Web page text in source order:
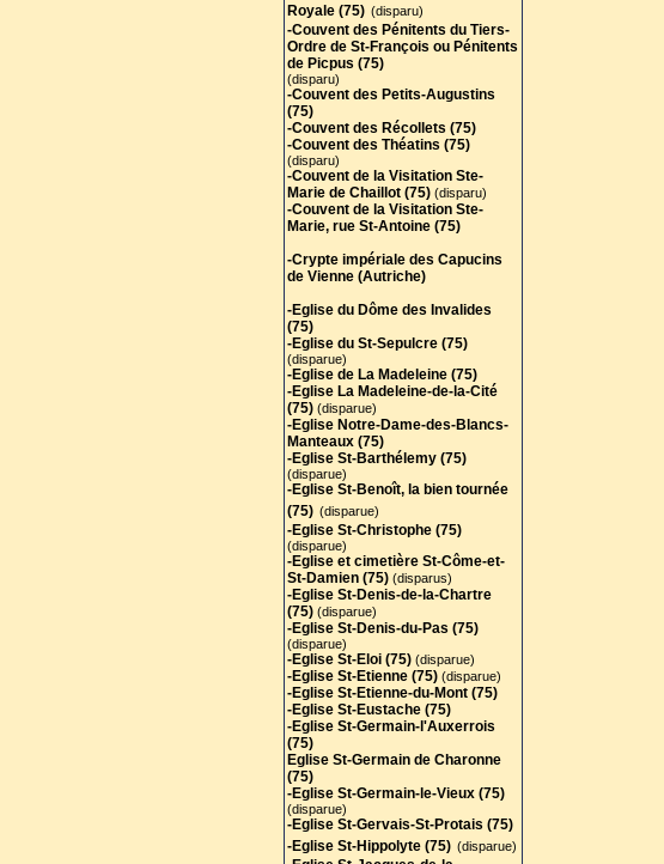
Royale (75) (disparu)
-Couvent des Pénitents du Tiers-
Ordre de St-François ou Pénitents
de Picpus (75)
(disparu)
-Couvent des Petits-Augustins
(75)
-Couvent des Récollets (75)
-Couvent des Théatins (75)
(disparu)
-Couvent de la Visitation Ste-
Marie de Chaillot (75)(disparu)
-Couvent de la Visitation Ste-
Marie, rue St-Antoine (75)
-Crypte impériale des Capucins
de Vienne (Autriche)
-Eglise du Dôme des Invalides
(75)
-Eglise du St-Sepulcre (75)
(disparue)
-Eglise de La Madeleine (75)
-Eglise La Madeleine-de-la-Cité
(75) (disparue)
-Eglise Notre-Dame-des-Blancs-
Manteaux (75)
-Eglise St-Barthélemy (75)
(disparue)
-Eglise St-Benoît, la bien tournée
(75) (disparue)
-Eglise St-Christophe (75)
(disparue)
-Eglise et cimetière St-Côme-et-
St-Damien (75) (disparus)
-Eglise St-Denis-de-la-Chartre
(75) (disparue)
-Eglise St-Denis-du-Pas (75)
(disparue)
-Eglise St-Eloi (75)(disparue)
-Eglise St-Etienne (75) (disparue)
-Eglise St-Etienne-du-Mont (75)
-Eglise St-Eustache (75)
-Eglise St-Germain-l'Auxerrois
(75)
Eglise St-Germain de Charonne
(75)
-Eglise St-Germain-le-Vieux (75)
(disparue)
-Eglise St-Gervais-St-Protais (75)
-Eglise St-Hippolyte (75) (disparue)